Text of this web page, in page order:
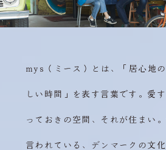
mys（ミース）とは、「居心地
しい時間」を表す言葉です。愛
っておきの空間、それが住まい
言われている、デンマークの文